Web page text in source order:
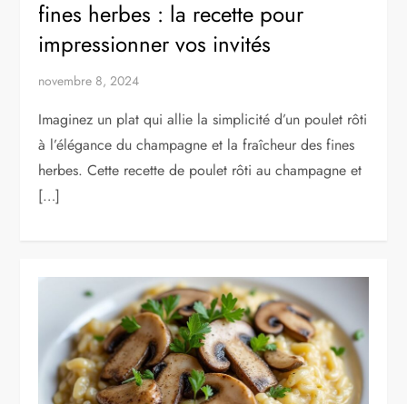
fines herbes : la recette pour
impressionner vos invités
novembre 8, 2024
Imaginez un plat qui allie la simplicité d’un poulet rôti
à l’élégance du champagne et la fraîcheur des fines
herbes. Cette recette de poulet rôti au champagne et
[…]